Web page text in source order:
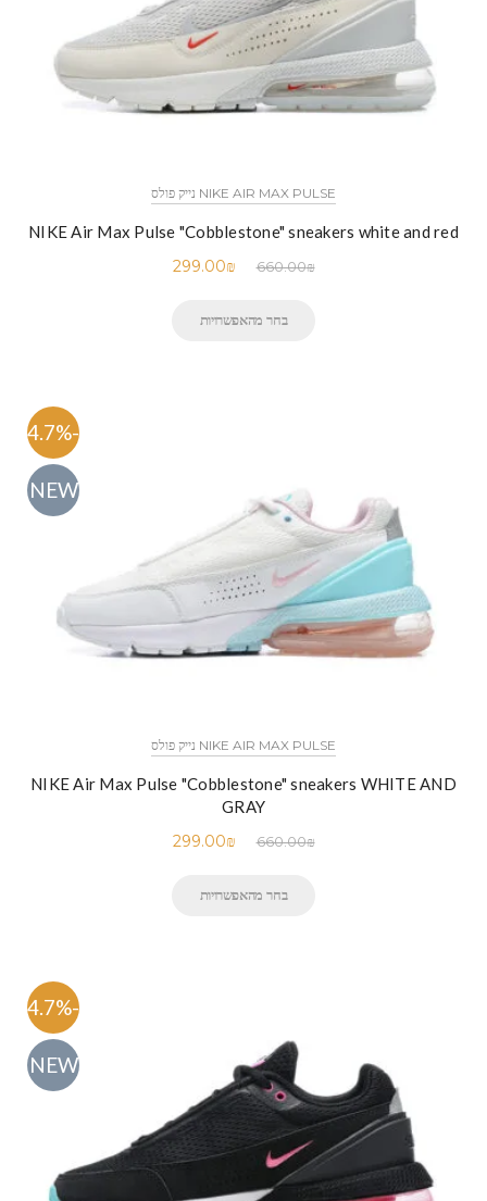
NIKE AIR MAX PULSE נייק פולס
NIKE Air Max Pulse "Cobblestone" sneakers white and red
660.00₪
299.00₪
בחר מהאפשרויות
-54.7%
NEW
NIKE AIR MAX PULSE נייק פולס
NIKE Air Max Pulse "Cobblestone" sneakers WHITE AND
GRAY
660.00₪
299.00₪
בחר מהאפשרויות
-54.7%
NEW